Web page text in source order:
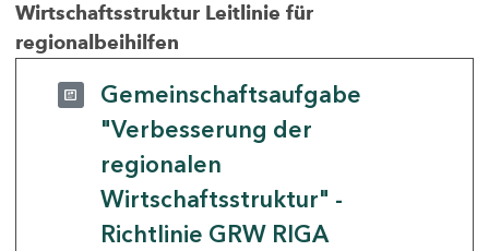
Wirtschaftsstruktur Leitlinie für
regionalbeihilfen
Gemeinschaftsaufgabe
"Verbesserung der
regionalen
Wirtschaftsstruktur" -
Richtlinie GRW RIGA